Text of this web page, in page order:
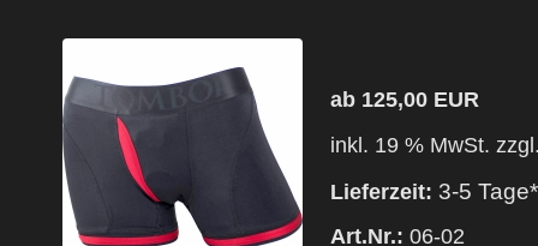
ab 125,00 EUR
inkl. 19 % MwSt.
Lieferzeit: 3-5 Tage*
Art.Nr.: 06-02